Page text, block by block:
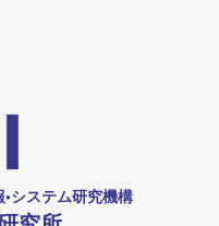
システム研究機構